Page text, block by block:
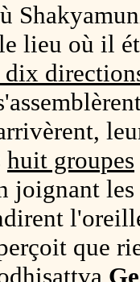
lieu où il
dix
huit groupes
joignant
que